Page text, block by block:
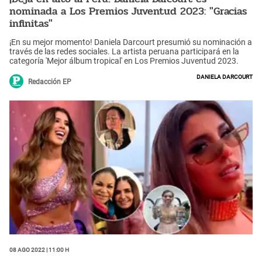
nominada a Los Premios Juventud 2023: "Gracias
infinitas"
¡En su mejor momento! Daniela Darcourt presumió su nominación a
través de las redes sociales. La artista peruana participará en la
categoría 'Mejor álbum tropical' en Los Premios Juventud 2023.
Redacción EP
Daniela Darcourt
08 Ago 2022 | 11:00 h